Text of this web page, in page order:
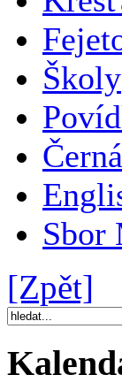
Školy
Sbor
[Zpět]